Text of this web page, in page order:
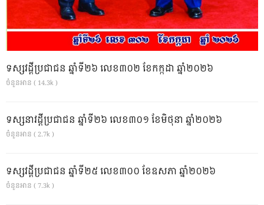
ទស្សវដ្តីប្រជាជន ឆ្នាំទី២៦ លេខ៣០២ ខែកក្កដា ឆ្នាំ២០២៦
ចំនួនអាន ( 14.3k )
ទស្សនាវដ្ដីប្រជាជន ឆ្នាំទី២៦ លេខ៣០១ ខែមិថុនា ឆ្នាំ២០២៦
ចំនួនអាន ( 2.7k )
ទស្សវដ្តីប្រជាជន ឆ្នាំទី២៥ លេខ៣០០ ខែឧសភា ឆ្នាំ២០២៦
ចំនួនអាន ( 7.3k )